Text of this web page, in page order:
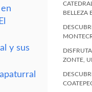
y sus
BELLEZA
ZONTE,